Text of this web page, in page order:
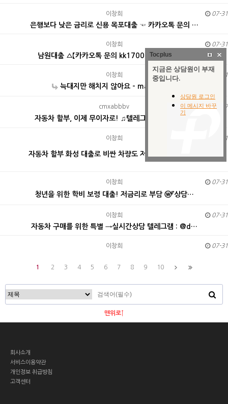
이창희 07-31
은행보다 낮은 금리로 신용 목포대출 ☜ 카카오톡 문의 …
이창희 07-31
남원대출 ▵【카카오톡 문의 kk1700】▵ 연체는 신…
이창희 07-31
늑대지만 해치지 않아요 - manhwa
cmxabbbv 08-07
자동차 할부, 이제 무이자로! ♫텔레그램 문의접수 : …
이창희 07-31
자동차 할부 화성 대출로 비싼 차량도 저금리로 ༺카〓…
이창희 07-31
청년을 위한 학비 보령 대출! 저금리로 부담 ⓦ『상담…
이창희 07-31
자동차 구매를 위한 특별 →실시간상담 텔레그램 : @d…
이창희 07-31
1 2 3 4 5 6 7 8 9 10
맨위로↑
회사소개
서비스이용약관
개인정보 취급방침
고객센터
Tocplus